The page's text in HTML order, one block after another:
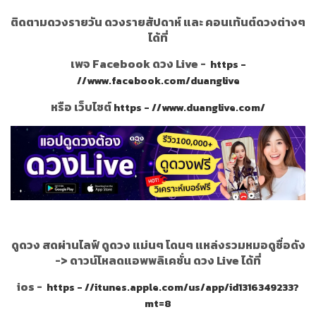
ติดตามดวงรายวัน ดวงรายสัปดาห์ และ คอนเท้นต์ดวงต่างๆ
ได้ที่
เพจ Facebook ดวง Live - https -
//www.facebook.com/duanglive
หรือ เว็บไซต์https - //www.duanglive.com/
ดูดวง สดผ่านไลฟ์ ดูดวง แม่นๆ โดนๆ แหล่งรวมหมอดูชื่อดัง
-> ดาวน์โหลดแอพพลิเคชั่น ดวง Live ได้ที่
ios - https - //itunes.apple.com/us/app/id1316349233?
mt=8